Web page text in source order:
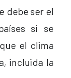
debe ser el
si se
el clima
incluida la